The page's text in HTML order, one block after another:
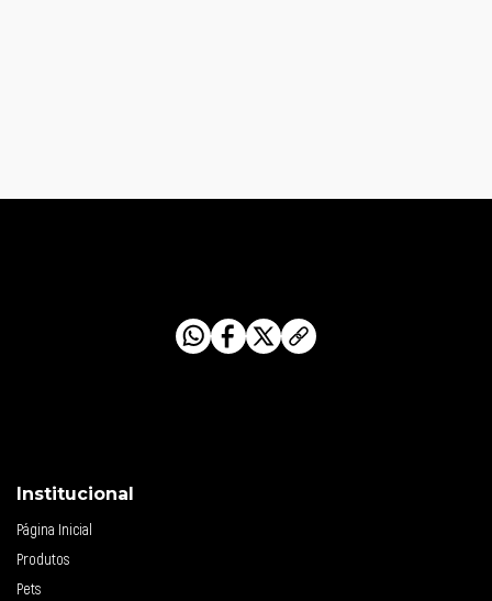
Institucional
Página Inicial
Produtos
Pets